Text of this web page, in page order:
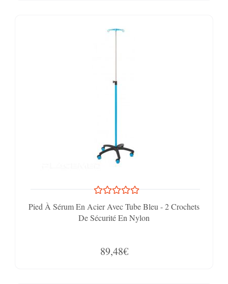
Pied À Sérum En Acier Avec Tube Bleu - 2 Crochets
De Sécurité En Nylon
89,48€